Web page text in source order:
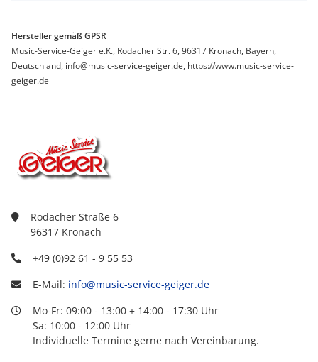
Hersteller gemäß GPSR
Music-Service-Geiger e.K., Rodacher Str. 6, 96317 Kronach, Bayern,
Deutschland, info@music-service-geiger.de, https://www.music-service-
geiger.de
Rodacher Straße 6
96317 Kronach
+49 (0)92 61 - 9 55 53
E-Mail: info@music-service-geiger.de
Mo-Fr: 09:00 - 13:00 + 14:00 - 17:30 Uhr
Sa: 10:00 - 12:00 Uhr
Individuelle Termine gerne nach Vereinbarung.